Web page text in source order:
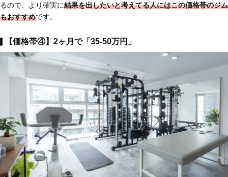
るので、より確実に結果を出したいと考えてる人にはこの価格帯のジム
もおすすめです。
【価格帯④】2ヶ月で「35-50万円」